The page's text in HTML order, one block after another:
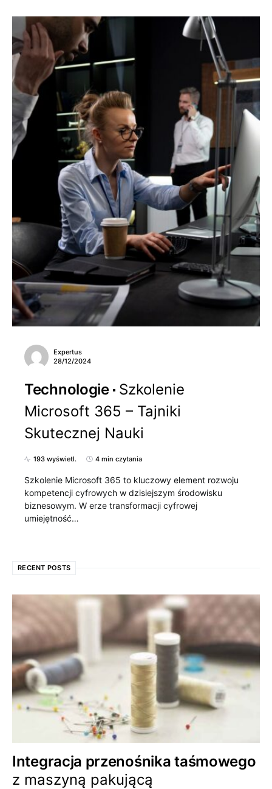
Expertus
28/12/2024
Technologie Szkolenie
Microsoft 365 – Tajniki
Skutecznej Nauki
193 wyświetl. 4 min czytania
Szkolenie Microsoft 365 to kluczowy element rozwoju
kompetencji cyfrowych w dzisiejszym środowisku
biznesowym. W erze transformacji cyfrowej
umiejętność…
RECENT POSTS
Integracja przenośnika taśmowego
z maszyną pakującą